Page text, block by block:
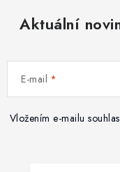
Aktuální
E-mail
Vložením e-mailu